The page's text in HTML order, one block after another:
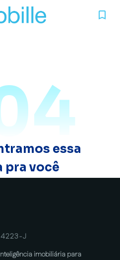
essa
pra você
4223-J
imobiliária para